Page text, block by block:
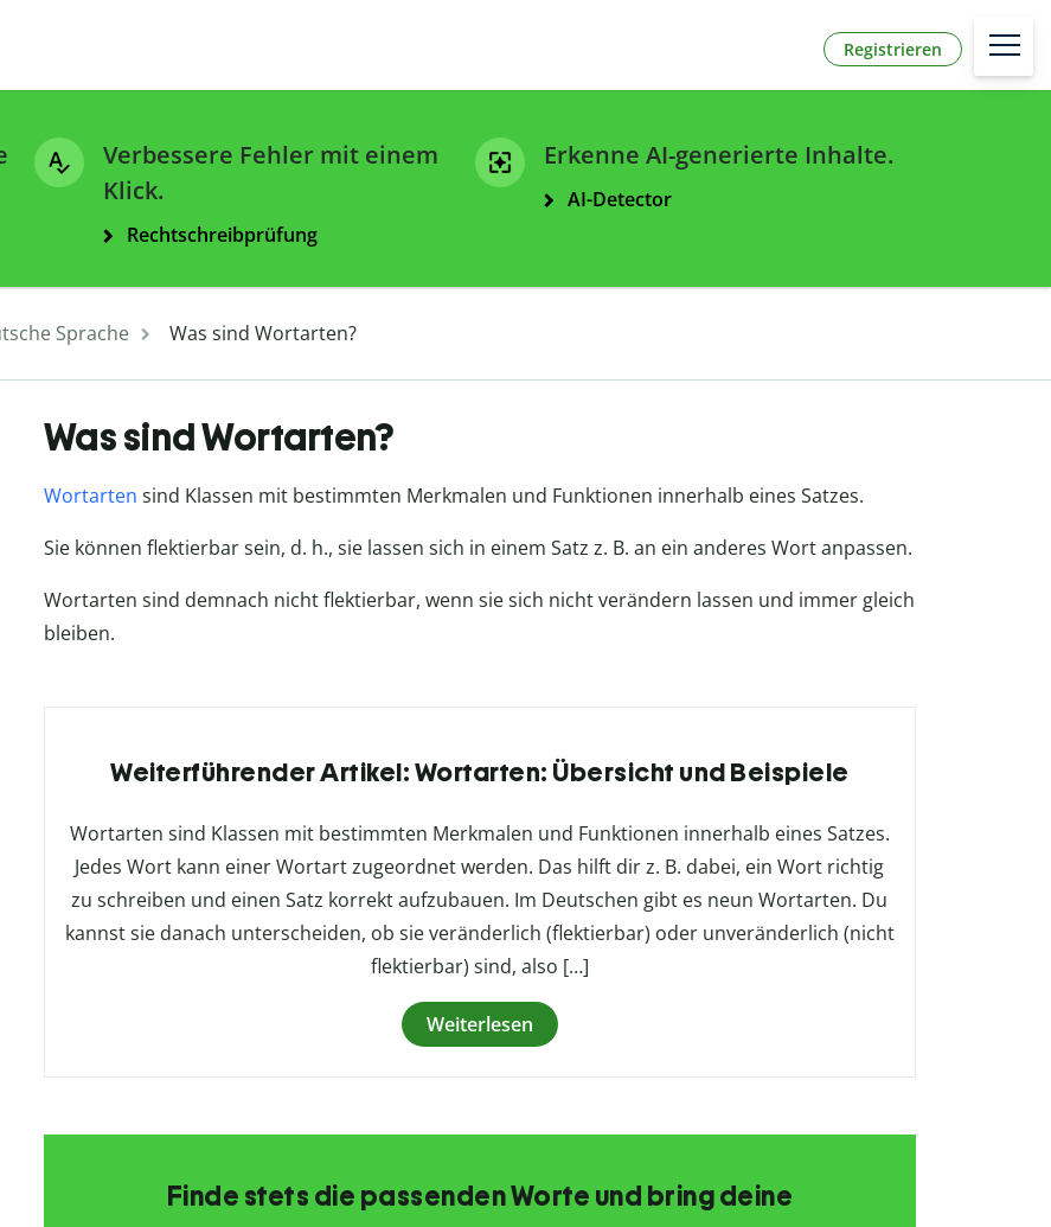
Registrieren
Verbessere Fehler mit einem
Klick.
Rechtschreibprüfung
Erkenne AI-generierte Inhalte.
AI-Detector
Sprache Was sind Wortarten?
Was sind Wortarten?
Wortarten sind Klassen mit bestimmten Merkmalen und Funktionen innerhalb eines Satzes.
Sie können flektierbar sein, d. h., sie lassen sich in einem Satz z. B. an ein anderes Wort anpassen.
Wortarten sind demnach nicht flektierbar, wenn sie sich nicht verändern lassen und immer gleich
bleiben.
Weiterführender Artikel: Wortarten: Übersicht und Beispiele
Wortarten sind Klassen mit bestimmten Merkmalen und Funktionen innerhalb eines Satzes.
Jedes Wort kann einer Wortart zugeordnet werden. Das hilft dir z. B. dabei, ein Wort richtig
zu schreiben und einen Satz korrekt aufzubauen. Im Deutschen gibt es neun Wortarten. Du
kannst sie danach unterscheiden, ob sie veränderlich (flektierbar) oder unveränderlich (nicht
flektierbar) sind, also […]
Weiterlesen
Finde stets die passenden Worte und bring deine